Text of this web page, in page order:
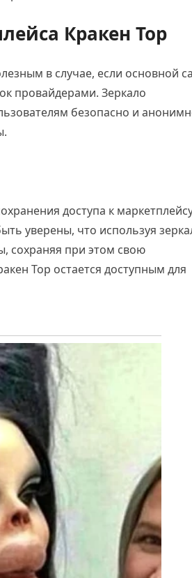
Кракен Тор
в случае, если основной
провайдерами. Зеркало
безопасно и
доступа к
уверены, что используя
сохраняя при этом свою
Тор остается доступным для